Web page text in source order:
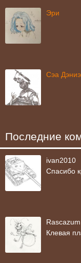
Эри
Сэа
Последние
ivan2010
Спасибо
Rascazum
Клевая